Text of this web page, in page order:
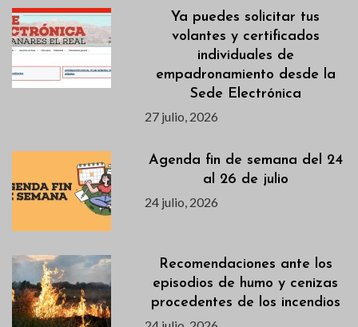
Ya puedes solicitar tus
volantes y certificados
individuales de
empadronamiento desde la
Sede Electrónica
27 julio, 2026
Agenda fin de semana del 24
al 26 de julio
24 julio, 2026
Recomendaciones ante los
episodios de humo y cenizas
procedentes de los incendios